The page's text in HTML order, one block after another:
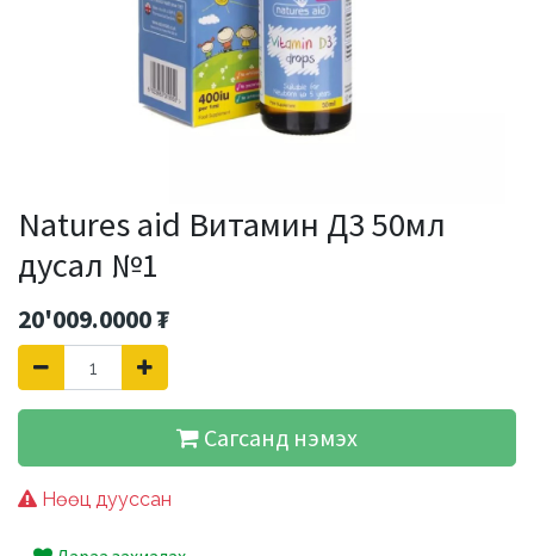
Natures aid Витамин Д3 50мл
дусал №1
20'009.0000₮
Сагсанд нэмэх
Нөөц дууссан